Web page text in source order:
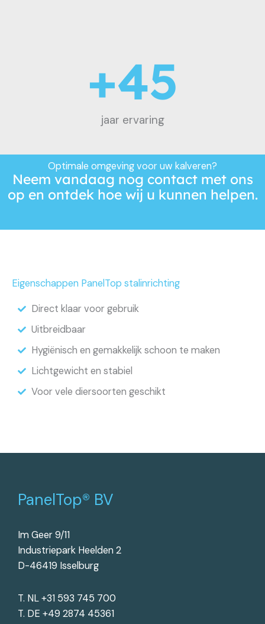
jaar ervaring
+45
Optimale omgeving voor uw kalveren?
Neem vandaag nog contactmet ons
op en ontdek hoe wij u kunnen helpen.
Eigenschappen PanelTop stalinrichting
Direct klaar voor gebruik
Uitbreidbaar
Hygiënisch en gemakkelijk schoon te maken
Lichtgewicht en stabiel
Voor vele diersoorten geschikt
PanelTop® BV
Im Geer 9/11
Industriepark Heelden 2
D-46419 Isselburg
T. NL +31 593 745 700
T. DE +49 2874 45361